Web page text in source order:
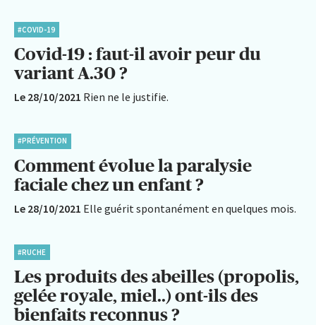
#COVID-19
Covid-19 : faut-il avoir peur du
variant A.30 ?
Le 28/10/2021 Rien ne le justifie.
#PRÉVENTION
Comment évolue la paralysie
faciale chez un enfant ?
Le 28/10/2021 Elle guérit spontanément en quelques mois.
#RUCHE
Les produits des abeilles (propolis,
gelée royale, miel..) ont-ils des
bienfaits reconnus ?